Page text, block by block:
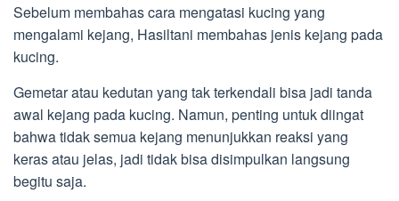
Sebelum membahas cara mengatasi kucing yang
mengalami kejang, Hasiltani membahas jenis kejang pada
kucing.
Gemetar atau kedutan yang tak terkendali bisa jadi tanda
awal kejang pada kucing. Namun, penting untuk diingat
bahwa tidak semua kejang menunjukkan reaksi yang
keras atau jelas, jadi tidak bisa disimpulkan langsung
begitu saja.